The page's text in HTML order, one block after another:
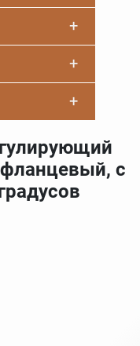
+
+
+
с